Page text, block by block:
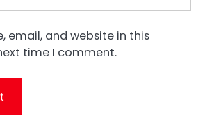
email, and website in this
time I comment.